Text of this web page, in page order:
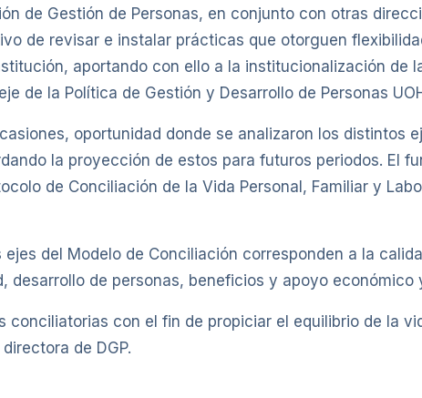
de Gestión de Personas, en conjunto con otras
de revisar e instalar prácticas que otorguen
aportando con ello a la institucionalización de
de la Política de Gestión y Desarrollo de Personas
oportunidad donde se analizaron los distintos
la proyección de estos para futuros periodos. El
de Conciliación de la Vida Personal, Familiar y
del Modelo de Conciliación corresponden a la
desarrollo de personas, beneficios y apoyo económico
conciliatorias con el fin de propiciar el equilibrio de la
de DGP.